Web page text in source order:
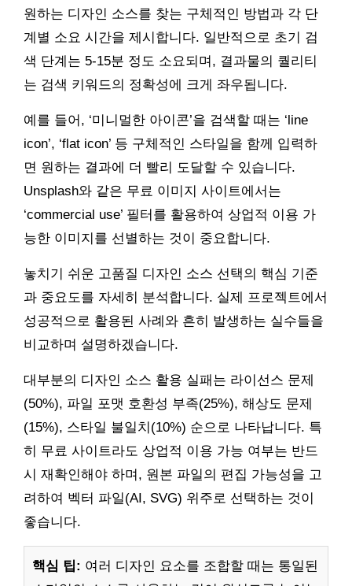
원하는 디자인 소스를 찾는 구체적인 방법과 각 단
계별 소요 시간을 제시합니다. 일반적으로 초기 검
색 단계는 5-15분 정도 소요되며, 결과물의 퀄리티
는 검색 키워드의 정확성에 크게 좌우됩니다.
예를 들어, ‘미니멀한 아이콘’을 검색할 때는 ‘line
icon’, ‘flat icon’ 등 구체적인 스타일을 함께 입력하
면 원하는 결과에 더 빨리 도달할 수 있습니다.
Unsplash와 같은 무료 이미지 사이트에서는
‘commercial use’ 필터를 활용하여 상업적 이용 가
능한 이미지를 선별하는 것이 중요합니다.
놓치기 쉬운 고품질 디자인 소스 선택의 핵심 기준
과 중요도를 자세히 분석합니다. 실제 프로젝트에서
성공적으로 활용된 사례와 흔히 발생하는 실수들을
비교하며 설명하겠습니다.
대부분의 디자인 소스 활용 실패는 라이선스 문제
(50%), 파일 포맷 호환성 부족(25%), 해상도 문제
(15%), 스타일 불일치(10%) 순으로 나타납니다. 특
히 무료 사이트라도 상업적 이용 가능 여부는 반드
시 재확인해야 하며, 원본 파일의 편집 가능성을 고
려하여 벡터 파일(AI, SVG) 위주로 선택하는 것이
좋습니다.
핵심 팁: 여러 디자인 요소를 조합할 때는 통일된